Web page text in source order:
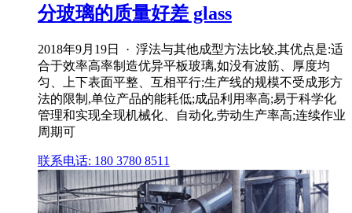
分玻璃的质量好差 glass
2018年9月19日 · 浮法与其他成型方法比较,其优点是:适
合于效率高率制造优异平板玻璃,如没有波筋、厚度均
匀、上下表面平整、互相平行;生产线的规模不受成形方
法的限制,单位产品的能耗低;成品利用率高;易于科学化
管理和实现全现机械化、自动化,劳动生产率高;连续作业
周期可
联系电话: 180 3780 8511